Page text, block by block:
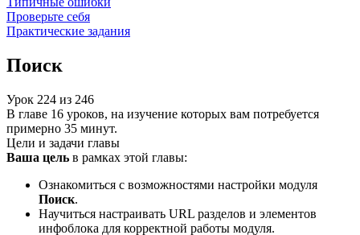
Проверьте себя
Практические задания
Поиск
Урок 224 из 246
В главе 16 уроков, на изучение которых вам потребуется
примерно 35 минут.
Цели и задачи главы
Ваша цель в рамках этой главы:
Ознакомиться с возможностями настройки модуля
Поиск.
Научиться настраивать URL разделов и элементов
инфоблока для корректной работы модуля.